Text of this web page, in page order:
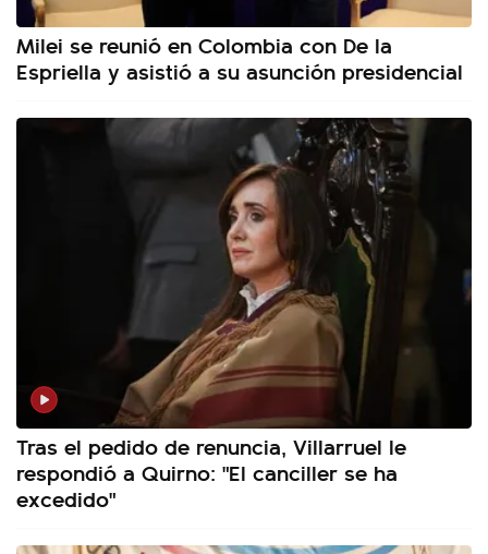
Milei se reunió en Colombia con De la
Espriella y asistió a su asunción presidencial
Tras el pedido de renuncia, Villarruel le
respondió a Quirno: "El canciller se ha
excedido"